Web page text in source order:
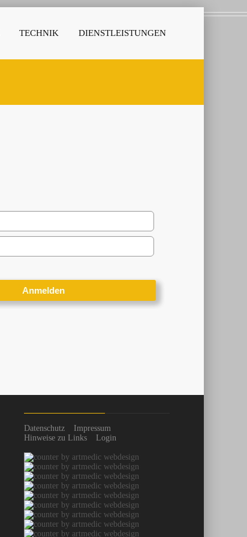
TECHNIK DIENSTLEISTUNGEN
Datenschutz
Impressum
Hinweise zu Links
Login